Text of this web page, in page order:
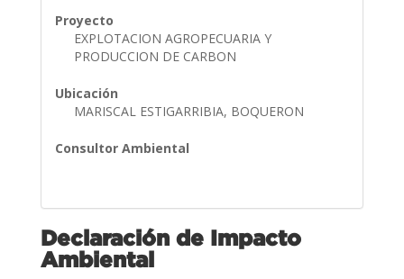
Proyecto
EXPLOTACION AGROPECUARIA Y
PRODUCCION DE CARBON
Ubicación
MARISCAL ESTIGARRIBIA, BOQUERON
Consultor Ambiental
Declaración de Impacto
Ambiental